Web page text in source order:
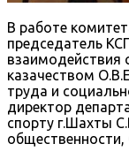
В работе
председатель
взаимодействия
казачеством
труда и
директор
спорту г.Шахты